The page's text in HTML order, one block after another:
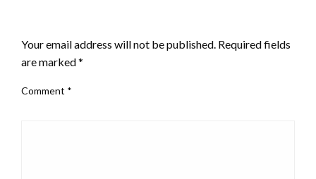
Your email address will not be published. Required fields
are marked*
Comment *